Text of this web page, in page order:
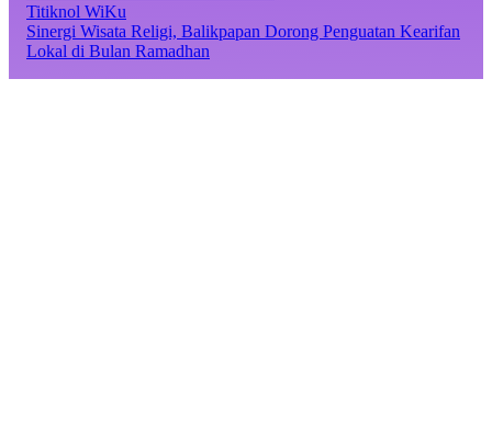
Titiknol WiKu
Sinergi Wisata Religi, Balikpapan Dorong Penguatan Kearifan
Lokal di Bulan Ramadhan